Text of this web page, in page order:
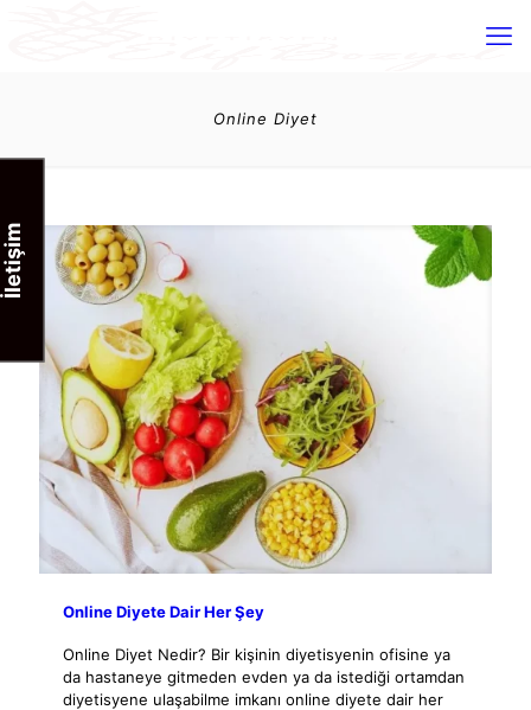
Online Diyet
Online Diyete Dair Her Şey
Online Diyet Nedir? Bir kişinin diyetisyenin ofisine ya
da hastaneye gitmeden evden ya da istediği ortamdan
diyetisyene ulaşabilme imkanı online diyete dair her
İletişim